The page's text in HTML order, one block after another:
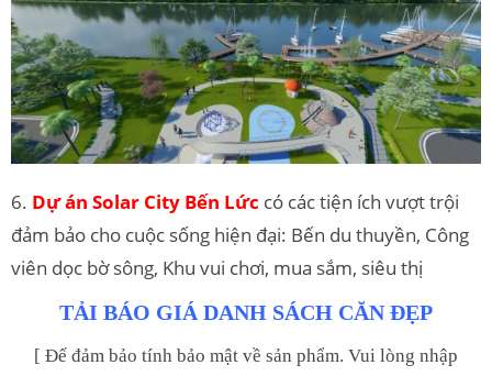
6. Dự án Solar City Bến Lức có các tiện ích vượt trội
đảm bảo cho cuộc sống hiện đại: Bến du thuyền, Công
viên dọc bờ sông, Khu vui chơi, mua sắm, siêu thị
TẢI BÁO GIÁ DANH SÁCH CĂN ĐẸP
[ Để đảm bảo tính bảo mật về sản phẩm. Vui lòng nhập